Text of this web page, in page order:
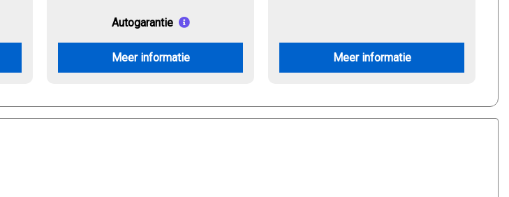
Autogarantie
Meer informatie Meer informatie